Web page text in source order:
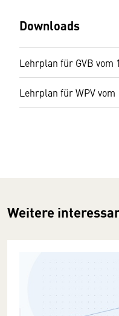
Downloads
Lehrplan für GVB vom
Lehrplan für WPV vom
Weitere